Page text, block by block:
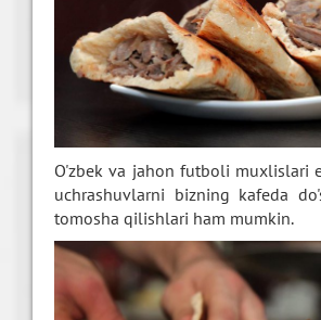
O'zbek va jahon futboli muxlislari
uchrashuvlarni bizning kafeda
tomosha qilishlari ham mumkin.